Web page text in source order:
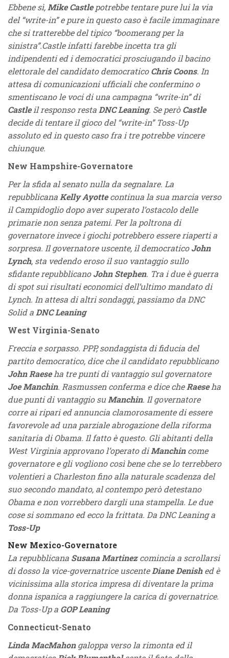
Ebbene sì, Mike Castlepotrebbe tentare pure lui la via
del “write-in” e pure in questo caso è facile immaginare
che si tratterebbe del tipico “boomerang per la
sinistra”.Castle infatti farebbe incetta tra gli
indipendenti ed i democratici prosciugando il bacino
elettorale del candidato democraticoChris Coons. In
attesa di comunicazioni ufficiali che confermino o
smentiscano le voci di una campagna “write-in” di
Castleil responso resta DNC Leaning. Se peròCastle
decide di tentare il gioco del “write-in” Toss-Up
assoluto ed in questo caso fra i tre potrebbe vincere
chiunque.
New Hampshire-Governatore
Per la sfida al senato nulla da segnalare. La
repubblicana Kelly Ayottecontinua la sua marcia verso
il Campidoglio dopo aver superato l’ostacolo delle
primarie non senza patemi. Per la poltrona di
governatore invece i giochi potrebbero essere riaperti a
sorpresa. Il governatore uscente, il democraticoJohn
Lynch, sta vedendo eroso il suo vantaggio sullo
sfidante repubblicanoJohn Stephen. Tra i due è guerra
di spot sui risultati economici dell’ultimo mandato di
Lynch. In attesa di altri sondaggi, passiamo da DNC
Solid a DNC Leaning
West Virginia-Senato
Freccia e sorpasso. PPP, sondaggista di fiducia del
partito democratico, dice che il candidato repubblicano
John Raeseha tre punti di vantaggio sul governatore
Joe Manchin. Rasmussen conferma e dice cheRaeseha
due punti di vantaggio su Manchin. Il governatore
corre ai ripari ed annuncia clamorosamente di essere
favorevole ad una parziale abrogazione della riforma
sanitaria di Obama. Il fatto è questo. Gli abitanti della
West Virginia approvano l’operato diManchincome
governatore e gli vogliono così bene che se lo terrebbero
volentieri a Charleston fino alla naturale scadenza del
suo secondo mandato, al contempo però detestano
Obama e non vorrebbero dargli una stampella. Le due
cose si sommano ed ecco la frittata. Da DNC Leaning a
Toss-Up
New Mexico-Governatore
La repubblicana Susana Martinezcomincia a scrollarsi
di dosso la vice-governatrice uscenteDiane Denished è
vicinissima alla storica impresa di diventare la prima
donna ispanica a raggiungere la carica di governatrice.
Da Toss-Up a GOP Leaning
Connecticut-Senato
Linda MacMahongaloppa verso la rimonta ed il